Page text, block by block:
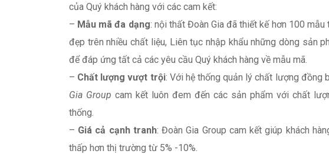
của Quý khách hàng với các cam kết:
– Mẫu mã đa dạng: nội thất Đoàn Gia đã thiết kế hơn 100
đẹp trên nhiều chất liệu, Liên tục nhập khẩu những dòng sản
để đáp ứng tất cả các yêu cầu Quý khách hàng về mẫu mã.
– Chất lượng vượt trội: Với hệ thống quản lý chất lượng đồng
Gia Group cam kết luôn đem đến các sản phẩm với chất
thống.
– Giá cả cạnh tranh: Đoàn Gia Group cam kết giúp khách
thấp hơn thị trường từ 5% -10%.